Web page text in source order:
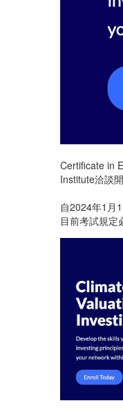
Certificate in
Institute洽談開
自2024年1月
目前考試規定